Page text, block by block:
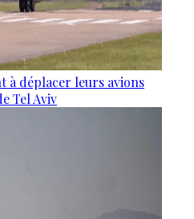
à déplacer leurs avions
Tel Aviv